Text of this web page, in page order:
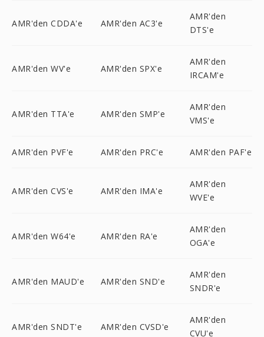
AMR'den CDDA'e AMR'den AC3'e
AMR'den
DTS'e
AMR'den WV'e AMR'den SPX'e
AMR'den
IRCAM'e
AMR'den TTA'e AMR'den SMP'e
AMR'den
VMS'e
AMR'den PVF'e AMR'den PRC'e AMR'den PAF'e
AMR'den CVS'e AMR'den IMA'e
AMR'den
WVE'e
AMR'den W64'e AMR'den RA'e
AMR'den
OGA'e
AMR'den MAUD'e AMR'den SND'e
AMR'den
SNDR'e
AMR'den SNDT'e AMR'den CVSD'e
AMR'den
CVU'e